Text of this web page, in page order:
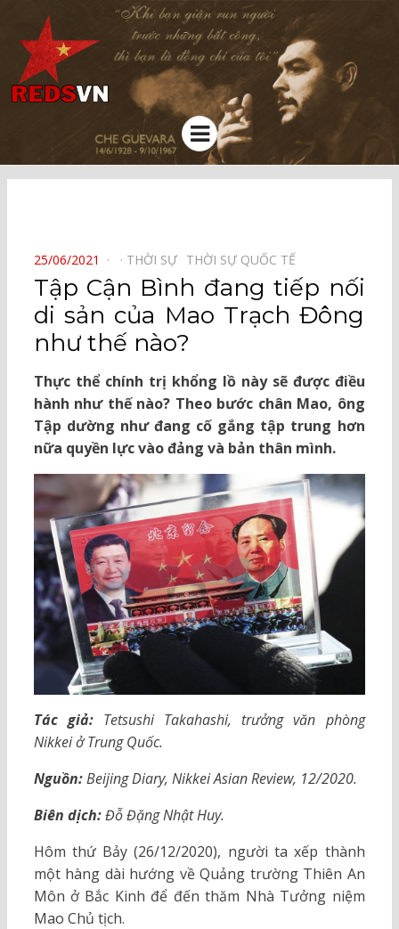
Kênh chia sẻ tri thức cộng đồng
Menu
POSTED
ON
25/06/2021 THỜI SỰ⠀ THỜI SỰ QUỐC TẾ⠀
Tập Cận Bình đang tiếp nối
di sản của Mao Trạch Đông
như thế nào?
Thực thể chính trị khổng lồ này sẽ được điều
hành như thế nào? Theo bước chân Mao, ông
Tập dường như đang cố gắng tập trung hơn
nữa quyền lực vào đảng và bản thân mình.
Tác giả:Tetsushi Takahashi, trưởng văn phòng
Nikkei ở Trung Quốc.
Nguồn:Beijing Diary, Nikkei Asian Review, 12/2020.
Biên dịch:Đỗ Đặng Nhật Huy.
Hôm thứ Bảy (26/12/2020), người ta xếp thành
một hàng dài hướng về Quảng trường Thiên An
Môn ở Bắc Kinh để đến thăm Nhà Tưởng niệm
Mao Chủ tịch.